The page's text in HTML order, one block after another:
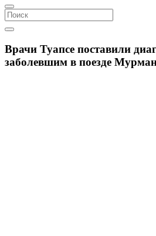
Врачи Туапсе поставили
заболевшим в поезде